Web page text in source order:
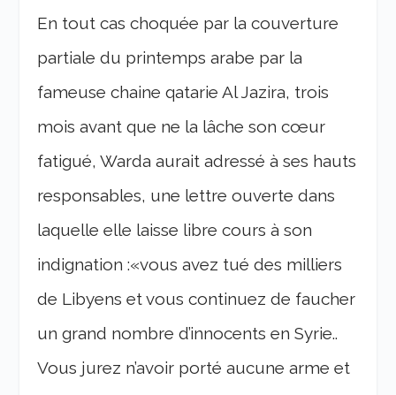
En tout cas choquée par la couverture
partiale du printemps arabe par la
fameuse chaine qatarie Al Jazira, trois
mois avant que ne la lâche son cœur
fatigué, Warda aurait adressé à ses hauts
responsables, une lettre ouverte dans
laquelle elle laisse libre cours à son
indignation :«vous avez tué des milliers
de Libyens et vous continuez de faucher
un grand nombre d’innocents en Syrie..
Vous jurez n’avoir porté aucune arme et